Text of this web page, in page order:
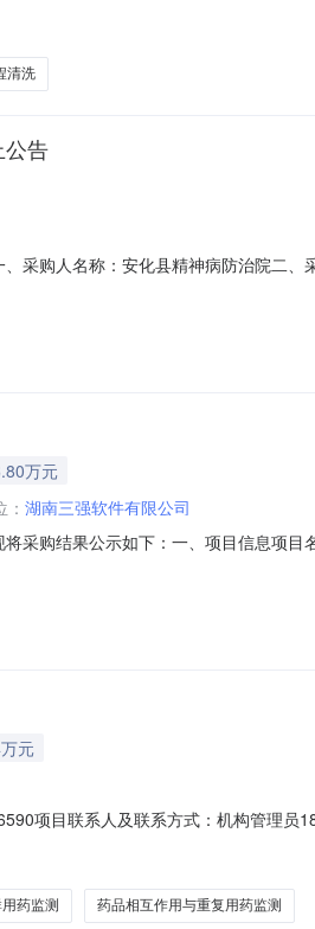
间:-二、采购单位信息采购单位名称:
清洗
告
采购人名称：安化县精神病防治院二
精神病防治院地址：安化县梅城镇道
万元
湖南三强软件有限公司
采购结果公示如下：一、项目信息项
镇道观村采购单位联系人和联系方式：
元
项目联系人及联系方式：机构管理
应用软件开发服务;交付方式:软件开发;
药监测 药品相互作用与重复用药监测